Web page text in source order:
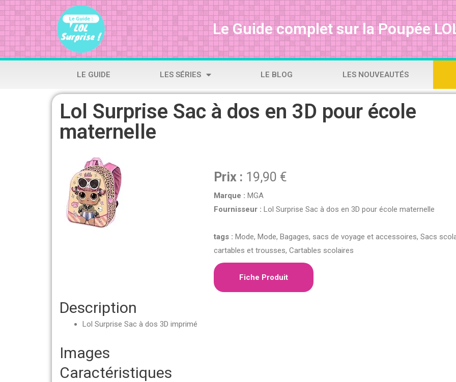
Le Guide complet sur la Poupée
LE GUIDE LES SÉRIES LE BLOG LES NOUVEAUTÉS
Lol Surprise Sac à dos en 3D pour école
maternelle
Prix : 19,90 €
Marque : MGA
Fournisseur : Lol Surprise Sac à dos en 3D pour école maternelle
tags : Mode, Mode, Bagages, sacs de voyage et accessoires, Sacs
cartables et trousses, Cartables scolaires
Fiche Produit
Description
Lol Surprise Sac à dos 3D imprimé
Images
Caractéristiques